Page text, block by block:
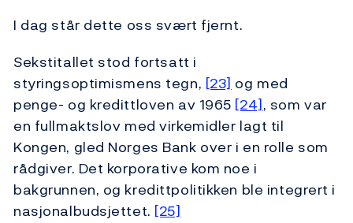
I dag står dette oss svært fjernt.
Sekstitallet stod fortsatt i
styringsoptimismens tegn, [23] og med
penge- og kredittloven av 1965 [24], som var
en fullmaktslov med virkemidler lagt til
Kongen, gled Norges Bank over i en rolle som
rådgiver. Det korporative kom noe i
bakgrunnen, og kredittpolitikken ble integrert i
nasjonalbudsjettet. [25]